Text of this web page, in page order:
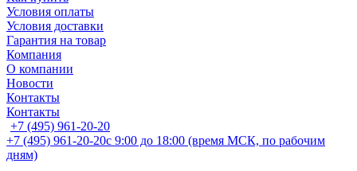
Условия оплаты
Условия доставки
Гарантия на товар
Компания
О компании
Новости
Контакты
Контакты
+7 (495) 961-20-20
+7 (495) 961-20-20с 9:00 до 18:00 (время МСК, по рабочим
дням)